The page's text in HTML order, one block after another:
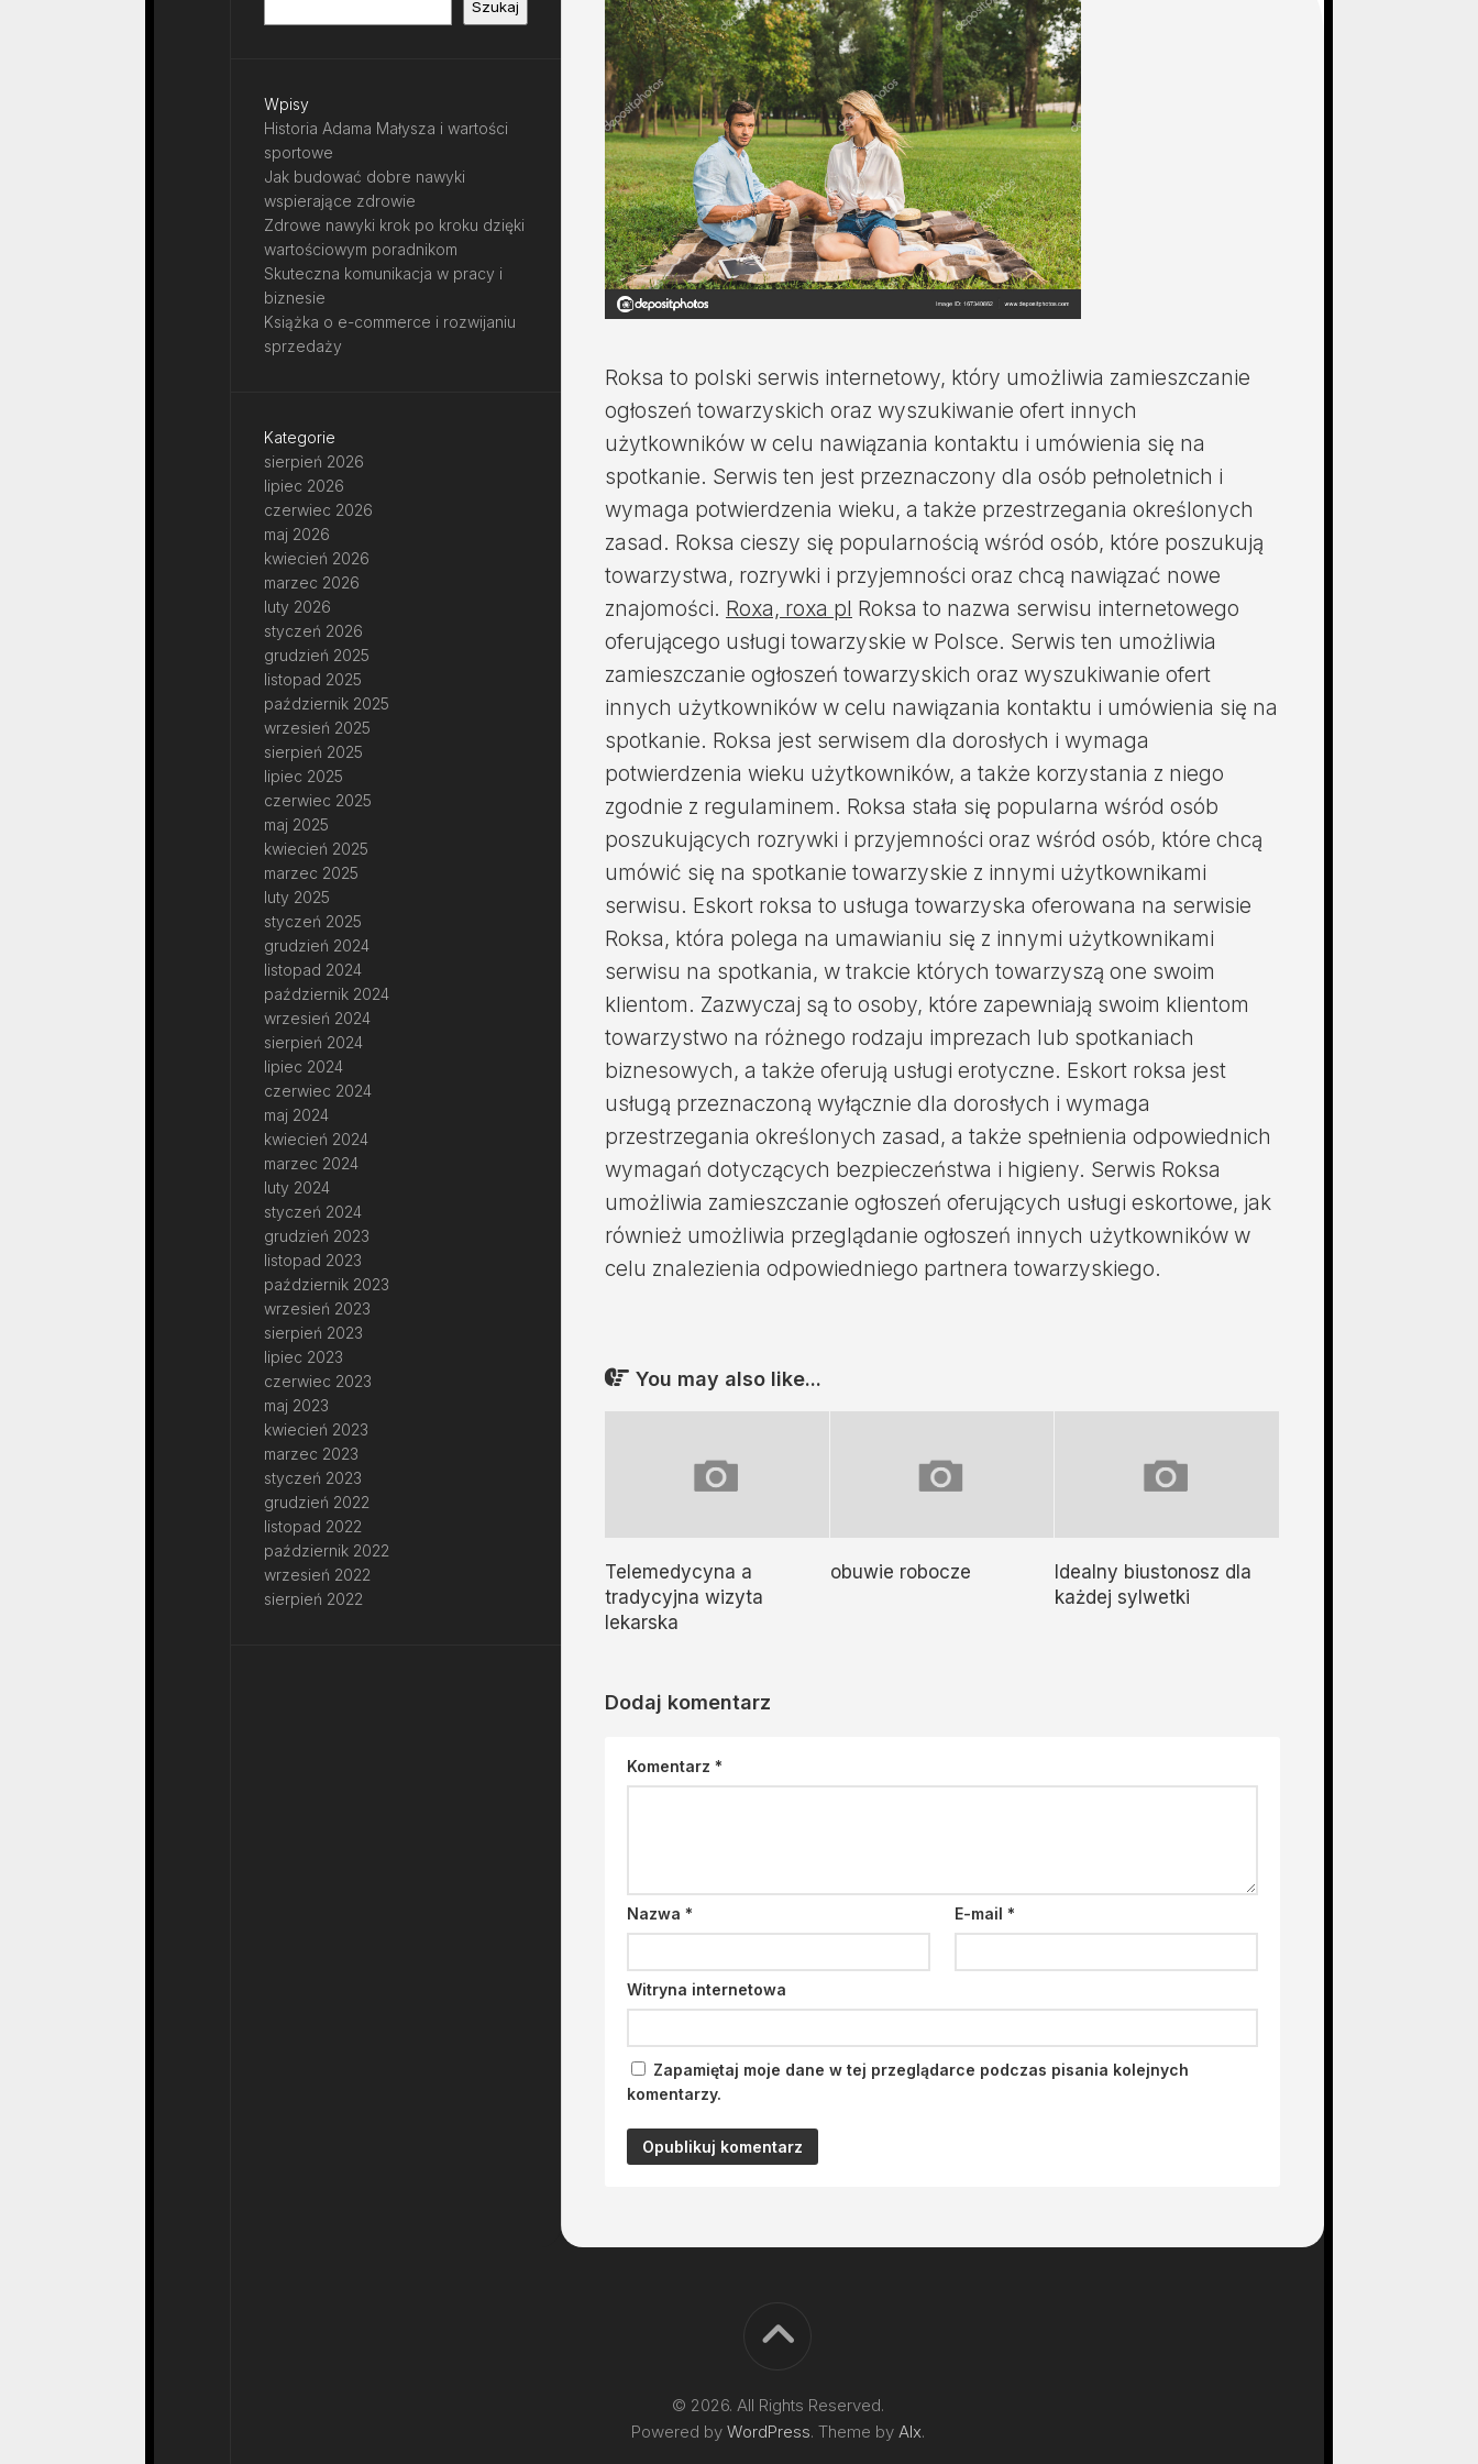
Roksa to polski serwis internetowy, który umożliwia zamieszczanie
ogłoszeń towarzyskich oraz wyszukiwanie ofert innych
użytkowników w celu nawiązania kontaktu i umówienia się na
spotkanie. Serwis ten jest przeznaczony dla osób pełnoletnich i
wymaga potwierdzenia wieku, a także przestrzegania określonych
zasad. Roksa cieszy się popularnością wśród osób, które poszukują
towarzystwa, rozrywki i przyjemności oraz chcą nawiązać nowe
znajomości. Roxa, roxa pl Roksa to nazwa serwisu internetowego
oferującego usługi towarzyskie w Polsce. Serwis ten umożliwia
zamieszczanie ogłoszeń towarzyskich oraz wyszukiwanie ofert
innych użytkowników w celu nawiązania kontaktu i umówienia się na
spotkanie. Roksa jest serwisem dla dorosłych i wymaga
potwierdzenia wieku użytkowników, a także korzystania z niego
zgodnie z regulaminem. Roksa stała się popularna wśród osób
poszukujących rozrywki i przyjemności oraz wśród osób, które chcą
umówić się na spotkanie towarzyskie z innymi użytkownikami
serwisu. Eskort roksa to usługa towarzyska oferowana na serwisie
Roksa, która polega na umawianiu się z innymi użytkownikami
serwisu na spotkania, w trakcie których towarzyszą one swoim
klientom. Zazwyczaj są to osoby, które zapewniają swoim klientom
towarzystwo na różnego rodzaju imprezach lub spotkaniach
biznesowych, a także oferują usługi erotyczne. Eskort roksa jest
usługą przeznaczoną wyłącznie dla dorosłych i wymaga
przestrzegania określonych zasad, a także spełnienia odpowiednich
wymagań dotyczących bezpieczeństwa i higieny. Serwis Roksa
umożliwia zamieszczanie ogłoszeń oferujących usługi eskortowe, jak
również umożliwia przeglądanie ogłoszeń innych użytkowników w
celu znalezienia odpowiedniego partnera towarzyskiego.
You may also like...
Telemedycyna a
tradycyjna wizyta
lekarska
obuwie robocze
Idealny biustonosz dla
każdej sylwetki
Dodaj komentarz
Komentarz *
Nazwa * E-mail*
Witryna internetowa
Zapamiętaj moje dane w tej przeglądarce podczas pisania kolejnych
komentarzy.
Szukaj
Wpisy
Historia Adama Małysza i wartości
sportowe
Jak budować dobre nawyki
wspierające zdrowie
Zdrowe nawyki krok po kroku dzięki
wartościowym poradnikom
Skuteczna komunikacja w pracy i
biznesie
Książka o e-commerce i rozwijaniu
sprzedaży
Kategorie
sierpień 2026
lipiec 2026
czerwiec 2026
maj 2026
kwiecień 2026
marzec 2026
luty 2026
styczeń 2026
grudzień 2025
listopad 2025
październik 2025
wrzesień 2025
sierpień 2025
lipiec 2025
czerwiec 2025
maj 2025
kwiecień 2025
marzec 2025
luty 2025
styczeń 2025
grudzień 2024
listopad 2024
październik 2024
wrzesień 2024
sierpień 2024
lipiec 2024
czerwiec 2024
maj 2024
kwiecień 2024
marzec 2024
luty 2024
styczeń 2024
grudzień 2023
listopad 2023
październik 2023
wrzesień 2023
sierpień 2023
lipiec 2023
czerwiec 2023
maj 2023
kwiecień 2023
marzec 2023
styczeń 2023
grudzień 2022
listopad 2022
październik 2022
wrzesień 2022
sierpień 2022
© 2026. All Rights Reserved.
Powered by WordPress. Theme by Alx.